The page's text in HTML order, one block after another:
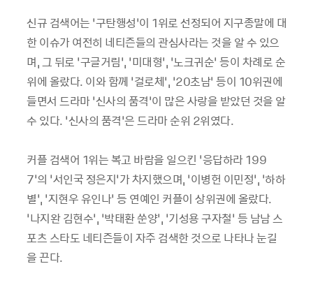
신규 검색어는 ‘구탄행성’이 1위로 선정되어 지구종말에 대
한 이슈가 여전히 네티즌들의 관심사라는 것을 알 수 있으
며, 그 뒤로 ‘구글거림’, ‘미대형’, ‘노크귀순’ 등이 차례로 순
위에 올랐다. 이와 함께 ‘걸로체’, ‘20초남’ 등이 10위권에
들면서 드라마 ‘신사의 품격’이 많은 사랑을 받았던 것을 알
수 있다. ‘신사의 품격’은 드라마 순위 2위였다.
커플 검색어 1위는 복고 바람을 일으킨 ‘응답하라 199
7’의 ‘서인국 정은지’가 차지했으며, ‘이병헌 이민정’, ‘하하
별’, ‘지현우 유인나’ 등 연예인 커플이 상위권에 올랐다.
‘나지완 김현수’, ‘박태환 쑨양’, ‘기성용 구자철’ 등 남남 스
포츠 스타도 네티즌들이 자주 검색한 것으로 나타나 눈길
을 끈다.